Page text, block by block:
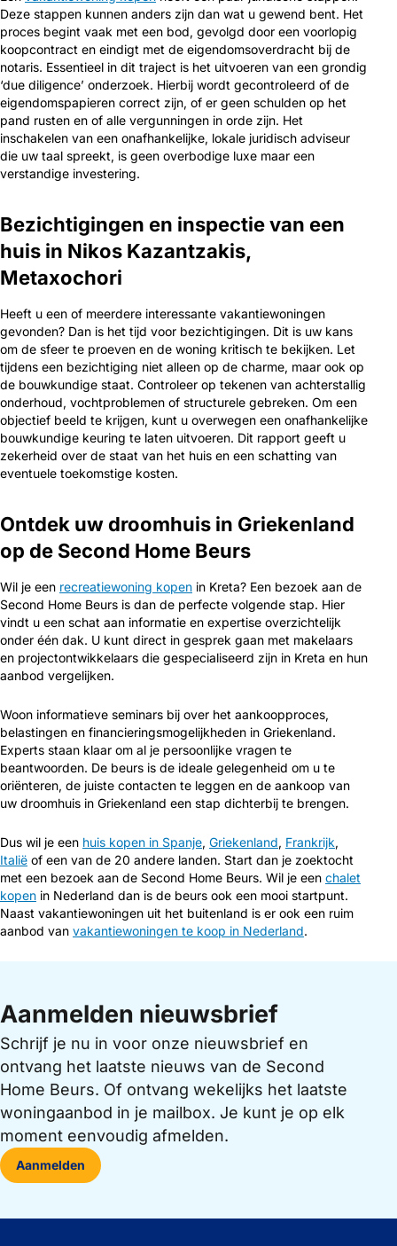
Deze stappen kunnen anders zijn dan wat u gewend bent. Het
proces begint vaak met een bod, gevolgd door een voorlopig
koopcontract en eindigt met de eigendomsoverdracht bij de
notaris. Essentieel in dit traject is het uitvoeren van een grondig
‘due diligence’ onderzoek. Hierbij wordt gecontroleerd of de
eigendomspapieren correct zijn, of er geen schulden op het
pand rusten en of alle vergunningen in orde zijn. Het
inschakelen van een onafhankelijke, lokale juridisch adviseur
die uw taal spreekt, is geen overbodige luxe maar een
verstandige investering.
Bezichtigingen en inspectie van een
huis in Nikos Kazantzakis,
Metaxochori
Heeft u een of meerdere interessante vakantiewoningen
gevonden? Dan is het tijd voor bezichtigingen. Dit is uw kans
om de sfeer te proeven en de woning kritisch te bekijken. Let
tijdens een bezichtiging niet alleen op de charme, maar ook op
de bouwkundige staat. Controleer op tekenen van achterstallig
onderhoud, vochtproblemen of structurele gebreken. Om een
objectief beeld te krijgen, kunt u overwegen een onafhankelijke
bouwkundige keuring te laten uitvoeren. Dit rapport geeft u
zekerheid over de staat van het huis en een schatting van
eventuele toekomstige kosten.
Ontdek uw droomhuis in Griekenland
op de Second Home Beurs
Wil je een recreatiewoning kopen in Kreta? Een bezoek aan de
Second Home Beurs is dan de perfecte volgende stap. Hier
vindt u een schat aan informatie en expertise overzichtelijk
onder één dak. U kunt direct in gesprek gaan met makelaars
en projectontwikkelaars die gespecialiseerd zijn in Kreta en hun
aanbod vergelijken.
Woon informatieve seminars bij over het aankoopproces,
belastingen en financieringsmogelijkheden in Griekenland.
Experts staan klaar om al je persoonlijke vragen te
beantwoorden. De beurs is de ideale gelegenheid om u te
oriënteren, de juiste contacten te leggen en de aankoop van
uw droomhuis in Griekenland een stap dichterbij te brengen.
Dus wil je een huis kopen in Spanje, Griekenland, Frankrijk,
Italië of een van de 20 andere landen. Start dan je zoektocht
met een bezoek aan de Second Home Beurs. Wil je een chalet
kopen in Nederland dan is de beurs ook een mooi startpunt.
Naast vakantiewoningen uit het buitenland is er ook een ruim
aanbod van vakantiewoningen te koop in Nederland.
Aanmelden nieuwsbrief
Schrijf je nu in voor onze nieuwsbrief en
ontvang het laatste nieuws van de Second
Home Beurs. Of ontvang wekelijks het laatste
woningaanbod in je mailbox. Je kunt je op elk
moment eenvoudig afmelden.
Aanmelden